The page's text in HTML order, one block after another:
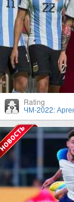
Rating
ЧМ-2022: